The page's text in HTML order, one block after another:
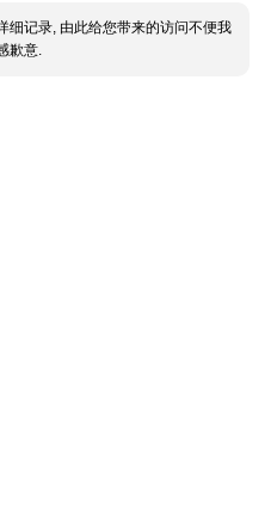
细记录, 由此给您带来的访问不便我
歉意.